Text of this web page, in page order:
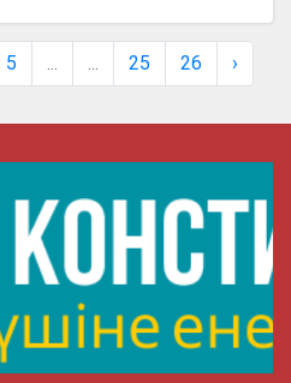
5 25 26 ›